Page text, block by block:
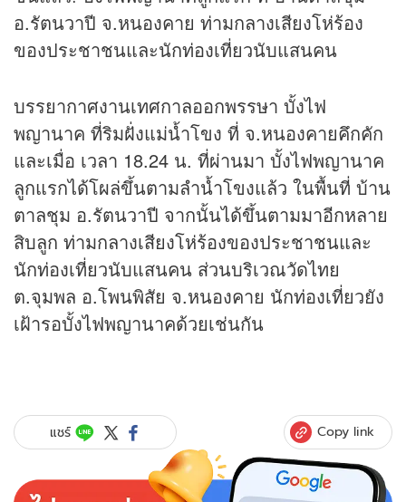
อ.รัตนวาปี จ.หนองคาย ท่ามกลางเสียงโห่ร้อง
ของประชาชนและนักท่องเที่ยวนับแสนคน
บรรยากาศงานเทศกาลออกพรรษา บั้งไฟ
พญานาค ที่ริมฝั่งแม่น้ำโขง ที่ จ.หนองคายคึกคัก
และเมื่อ เวลา 18.24 น. ที่ผ่านมา บั้งไฟพญานาค
ลูกแรกได้โผล่ขึ้นตามลำน้ำโขงแล้ว ในพื้นที่ บ้าน
ตาลชุม อ.รัตนวาปี จากนั้นได้ขึ้นตามมาอีกหลาย
สิบลูก ท่ามกลางเสียงโห่ร้องของประชาชนและ
นักท่องเที่ยวนับแสนคน ส่วนบริเวณวัดไทย
ต.จุมพล อ.โพนพิสัย จ.หนองคาย นักท่องเที่ยวยัง
เฝ้ารอบั้งไฟพญานาคด้วยเช่นกัน
แชร์ Copy link